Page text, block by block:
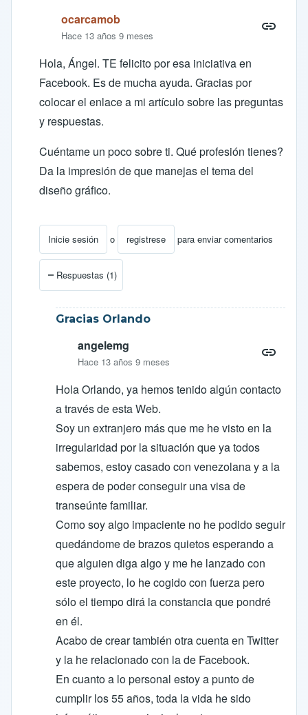
ocarcamob
Hace 13 años 9 meses
Hola, Ángel. TE felicito por esa iniciativa en
Facebook. Es de mucha ayuda. Gracias por
colocar el enlace a mi artículo sobre las preguntas
y respuestas.
Cuéntame un poco sobre ti. Qué profesión tienes?
Da la impresión de que manejas el tema del
diseño gráfico.
Inicie sesión o registrese para enviar comentarios
En respuesta aNueva página en Facebook
Respuestas (1)
Gracias Orlando
angelemg
Hace 13 años 9 meses
Hola Orlando, ya hemos tenido algún contacto
a través de esta Web.
Soy un extranjero más que me he visto en la
irregularidad por la situación que ya todos
sabemos, estoy casado con venezolana y a la
espera de poder conseguir una visa de
transeúnte familiar.
Como soy algo impaciente no he podido seguir
quedándome de brazos quietos esperando a
que alguien diga algo y me he lanzado con
este proyecto, lo he cogido con fuerza pero
sólo el tiempo dirá la constancia que pondré
en él.
Acabo de crear también otra cuenta en Twitter
y la he relacionado con la de Facebook.
En cuanto a lo personal estoy a punto de
cumplir los 55 años, toda la vida he sido